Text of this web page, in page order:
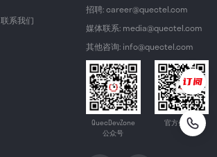
联系我们
招聘: career@quectel.com
媒体联系: media@quectel.com
其他咨询: info@quectel.com
QuecDevZone
公众号
官方公众号